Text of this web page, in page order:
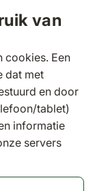
van
cookies. Een
dat met
en door
tablet)
informatie
servers
dining
220 x 100